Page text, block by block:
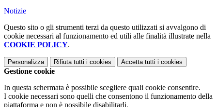
Notizie
Questo sito o gli strumenti terzi da questo utilizzati si avvalgono di
cookie necessari al funzionamento ed utili alle finalità illustrate nella
COOKIE POLICY.
Personalizza Rifiuta tutti i cookies Accetta tutti i cookies
Gestione cookie
In questa schermata è possibile scegliere quali cookie consentire.
I cookie necessari sono quelli che consentono il funzionamento della
piattaforma e non è possibile disabilitarli.